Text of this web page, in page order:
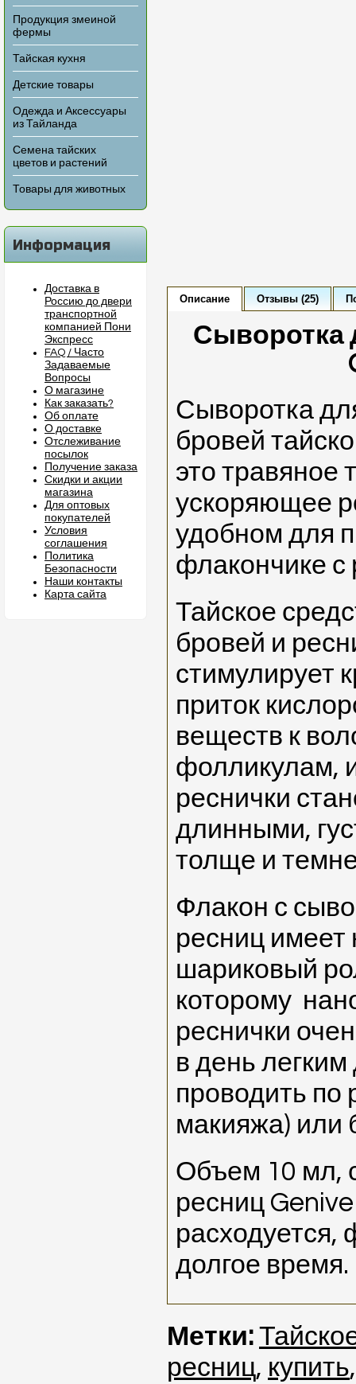
Продукция змеиной
фермы
Тайская кухня
Детские товары
Одежда и Аксессуары
из Тайланда
Семена тайских
цветов и растений
Товары для животных
Информация
Доставка в
Россию до двери
транспортной
компанией Пони
Экспресс
FAQ / Часто
Задаваемые
Вопросы
О магазине
Как заказать?
Об оплате
О доставке
Отслеживание
посылок
Получение заказа
Скидки и акции
магазина
Для оптовых
покупателей
Условия
соглашения
Политика
Безопасности
Наши контакты
Карта сайта
Описание Отзывы (25)
Сыворотка
Сыворотка
бровей
это травяное
ускоряющее
удобном для
флакончике с
Тайское
бровей и
стимулирует
приток
веществ к
фолликулам,
реснички
длинными,
толще и
Флакон с
ресниц имеет
шариковый
которому
реснички
в день
проводить по
макияжа) или
Объем 10 мл,
ресниц
расходуется,
долгое время.
Метки:
ресниц, купить